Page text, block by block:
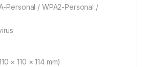
Personal / WPA2-Personal /
× 110 × 114 mm)